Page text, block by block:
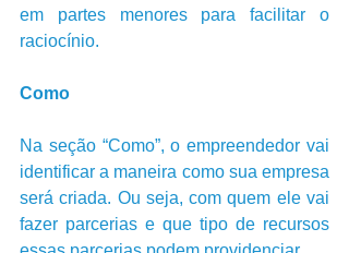
em partes menores para facilitar o
raciocínio.
Como
Na seção “Como”, o empreendedor vai
identificar a maneira como sua empresa
será criada. Ou seja, com quem ele vai
fazer parcerias e que tipo de recursos